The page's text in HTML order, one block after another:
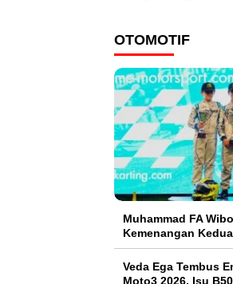
OTOMOTIF
Muhammad FA
Kemenangan
Veda Ega Tembus
Moto3 2026, Isu